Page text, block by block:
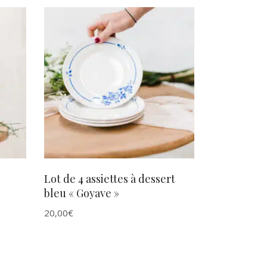
AJOUTER AU PANIER
Lot de 4 assiettes à dessert
bleu « Goyave »
20,00€